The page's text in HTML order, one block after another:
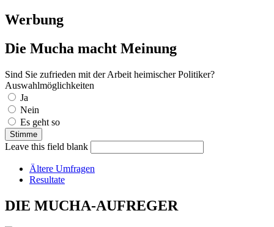
Werbung
Die Mucha macht Meinung
Sind Sie zufrieden mit der Arbeit heimischer Politiker?
Auswahlmöglichkeiten
Ja
Nein
Es geht so
Leave this field blank
Ältere Umfragen
Resultate
DIE MUCHA-AUFREGER